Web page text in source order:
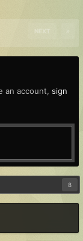
NEXT
an account, sign
8